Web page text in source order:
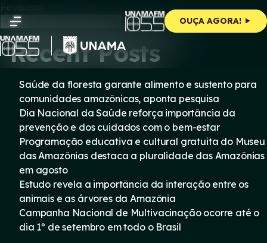
content
OUÇA AGORA!
Pesquisar
Pesquisar
Recent Posts
Saúde da floresta garante alimento e sustento para
comunidades amazônicas, aponta pesquisa
Dia Nacional da Saúde reforça importância da
prevenção e dos cuidados com o bem-estar
Programação educativa e cultural gratuita do Museu
das Amazônias destaca a pluralidade das Amazônias
em agosto
Estudo revela a importância da interação entre os
animais e as árvores da Amazônia
Campanha Nacional de Multivacinação ocorre até o
dia 1º de setembro em todo o Brasil